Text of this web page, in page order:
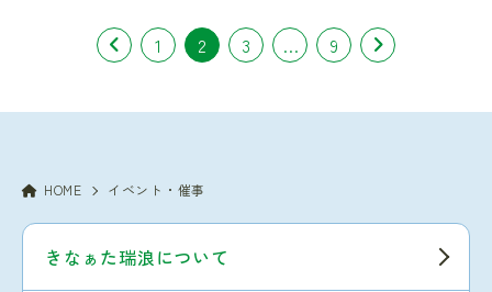
1 2 3 … 9
HOME イベント・催事
きなぁた瑞浪について